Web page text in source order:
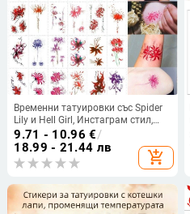
Временни татуировки със Spider
Lily и Hell Girl, Инстаграм стил,
водоустойчиви за ключицата,
дълготраен дизайн за жени
9.71 - 10.96 €/
18.99 - 21.44 лв
add_shopping_cart